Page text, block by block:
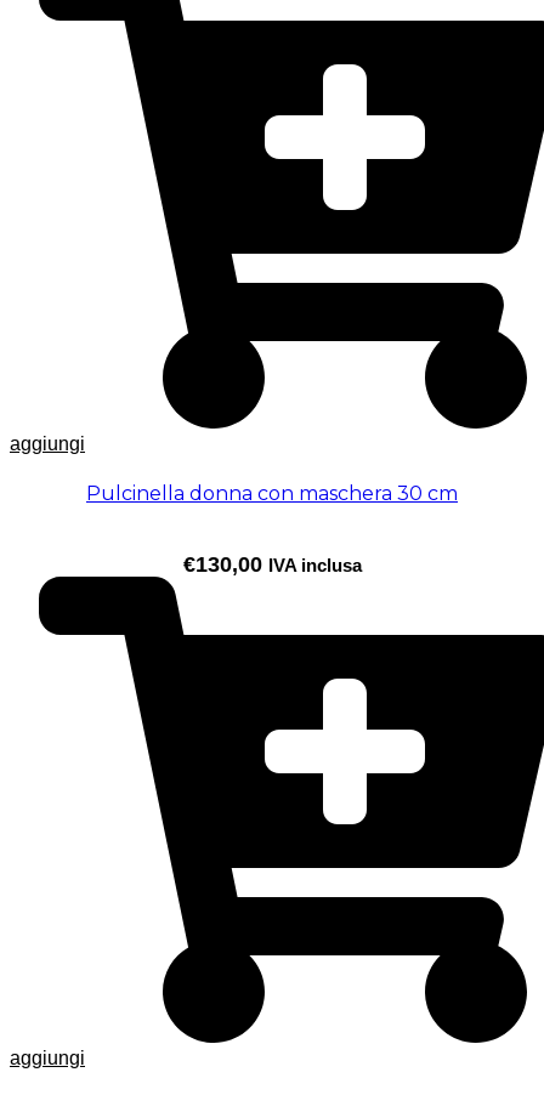
aggiungi
Pulcinella donna con maschera 30 cm
€130,00 IVA inclusa
aggiungi